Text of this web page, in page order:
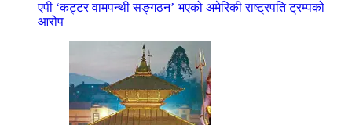
एपी ‘कट्टर वामपन्थी सङ्गठन’ भएको अमेरिकी राष्ट्रपति ट्रम्पको
आरोप